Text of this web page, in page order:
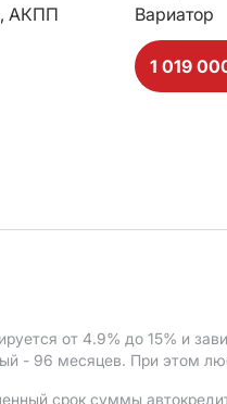
АКПП
Вариатор
1 019
от 4.9% до 15% и
- 96 месяцев. При этом
срок суммы